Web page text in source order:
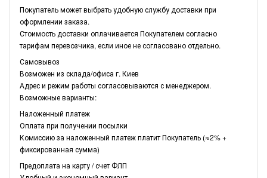
Покупатель может выбрать удобную службу доставки при
оформлении заказа.
Стоимость доставки оплачивается Покупателем согласно
тарифам перевозчика, если иное не согласовано отдельно.
Самовывоз
Возможен из склада/офиса г. Киев
Адрес и режим работы согласовываются с менеджером.
Возможные варианты:
Наложенный платеж
Оплата при получении посылки
Комиссию за наложенный платеж платит Покупатель (≈2% +
фиксированная сумма)
Предоплата на карту / счет ФЛП